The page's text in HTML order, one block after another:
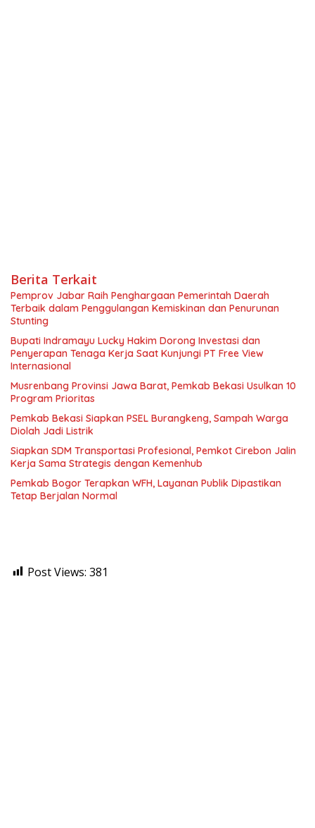
Berita Terkait
Pemprov Jabar Raih Penghargaan Pemerintah Daerah
Terbaik dalam Penggulangan Kemiskinan dan Penurunan
Stunting
Bupati Indramayu Lucky Hakim Dorong Investasi dan
Penyerapan Tenaga Kerja Saat Kunjungi PT Free View
Internasional
Musrenbang Provinsi Jawa Barat, Pemkab Bekasi Usulkan 10
Program Prioritas
Pemkab Bekasi Siapkan PSEL Burangkeng, Sampah Warga
Diolah Jadi Listrik
Siapkan SDM Transportasi Profesional, Pemkot Cirebon Jalin
Kerja Sama Strategis dengan Kemenhub
Pemkab Bogor Terapkan WFH, Layanan Publik Dipastikan
Tetap Berjalan Normal
Post Views: 381